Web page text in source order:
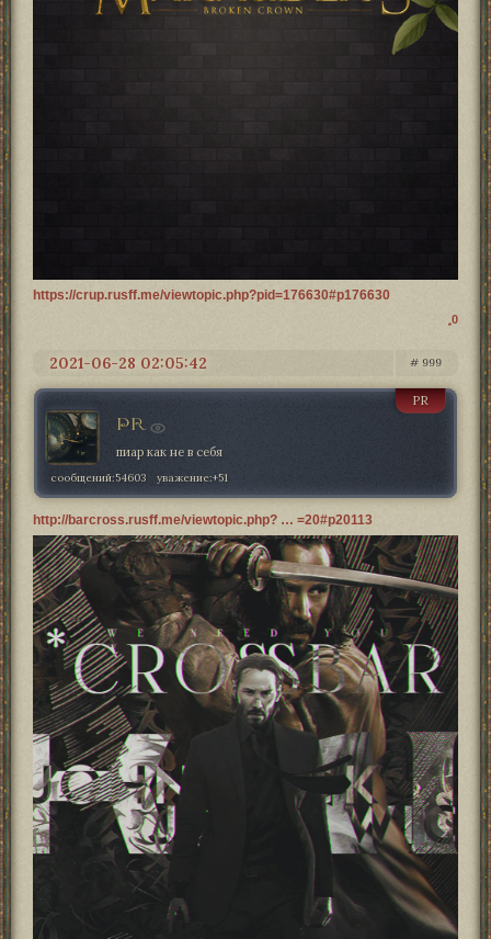
https://crup.rusff.me/viewtopic.php?pid=176630#p176630
0
999
2021-06-28 02:05:42
PR
PR
пиар как не в себя
сообщений:54603 уважение:+51
http://barcross.rusff.me/viewtopic.php? … =20#p20113